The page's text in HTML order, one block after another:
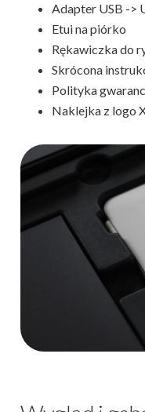
Adapter USB ->
Etui na piórko
Rękawiczka do
Skrócona
Polityka
Naklejka z logo